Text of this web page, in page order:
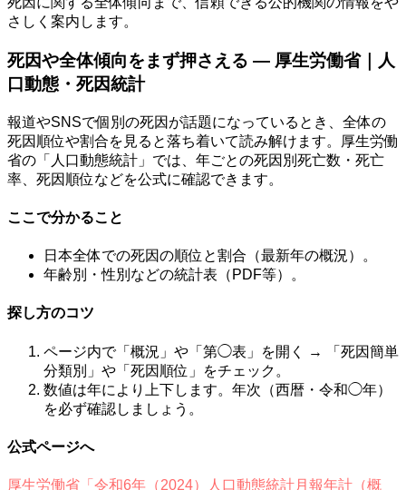
さしく案内します。
死因や全体傾向をまず押さえる — 厚生労働省｜人
口動態・死因統計
報道やSNSで個別の死因が話題になっているとき、全体の
死因順位や割合を見ると落ち着いて読み解けます。厚生労働
省の「人口動態統計」では、年ごとの死因別死亡数・死亡
率、死因順位などを公式に確認できます。
ここで分かること
日本全体での死因の順位と割合（最新年の概況）。
年齢別・性別などの統計表（PDF等）。
探し方のコツ
ページ内で「概況」や「第◯表」を開く → 「死因簡単
分類別」や「死因順位」をチェック。
数値は年により上下します。年次（西暦・令和◯年）
を必ず確認しましょう。
公式ページへ
厚生労働省「令和6年（2024）人口動態統計月報年計（概